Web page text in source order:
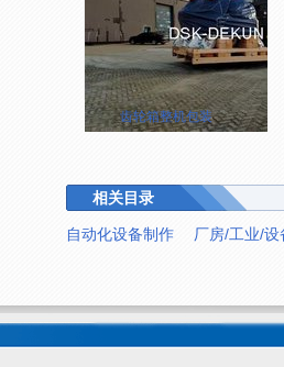
齿轮箱整机包装
相关目录
自动化设备制作 厂房/工业/